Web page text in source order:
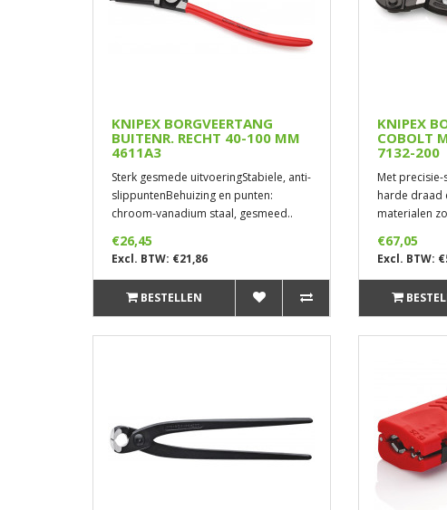
KNIPEX BORGVEERTANG
BUITENR. RECHT 40-100 MM
4611A3
Sterk gesmede uitvoeringStabiele, anti-
slippuntenBehuizing en punten:
chroom-vanadium staal, gesmeed..
€26,45
Excl. BTW: €21,86
BESTELLEN
KNIPEX
COBOLT
7132-200
Met
harde draad
materialen
€67,05
Excl. BTW: